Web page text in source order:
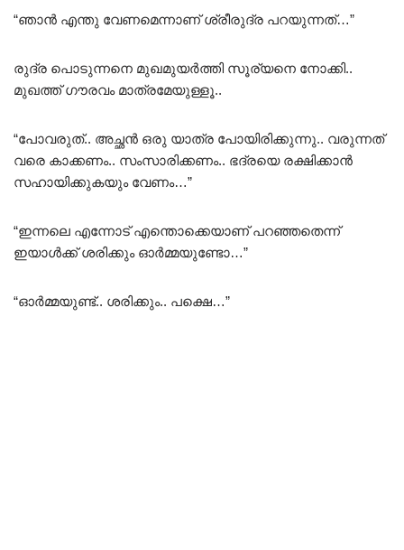
“ഞാൻ എന്തു വേണമെന്നാണ് ശ്രീരുദ്ര പറയുന്നത്…”
രുദ്ര പൊടുന്നനെ മുഖമുയർത്തി സൂര്യനെ നോക്കി..
മുഖത്ത് ഗൗരവം മാത്രമേയുള്ളൂ..
“പോവരുത്.. അച്ഛൻ ഒരു യാത്ര പോയിരിക്കുന്നു.. വരുന്നത്
വരെ കാക്കണം.. സംസാരിക്കണം.. ഭദ്രയെ രക്ഷിക്കാൻ
സഹായിക്കുകയും വേണം…”
“ഇന്നലെ എന്നോട് എന്തൊക്കെയാണ് പറഞ്ഞതെന്ന്
ഇയാൾക്ക് ശരിക്കും ഓർമ്മയുണ്ടോ…”
“ഓർമ്മയുണ്ട്.. ശരിക്കും.. പക്ഷെ…”